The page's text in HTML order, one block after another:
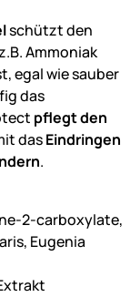
schützt den
Ammoniak
egal wie sauber
das
pflegt den
dasEindringen
.
2-carboxylate,
Eugenia